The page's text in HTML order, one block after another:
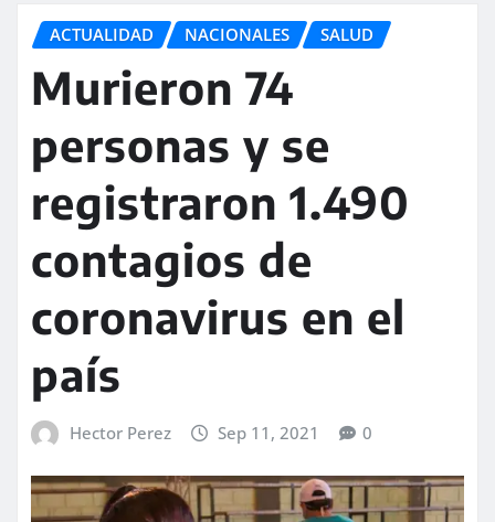
ACTUALIDAD NACIONALES SALUD
Murieron 74
personas y se
registraron 1.490
contagios de
coronavirus en el
país
Hector Perez Sep 11, 2021 0